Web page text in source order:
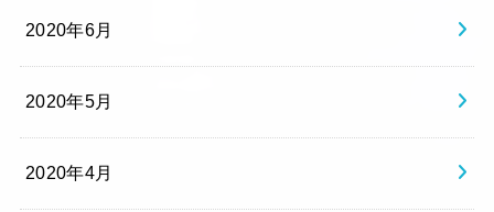
2020年6月
2020年5月
2020年4月